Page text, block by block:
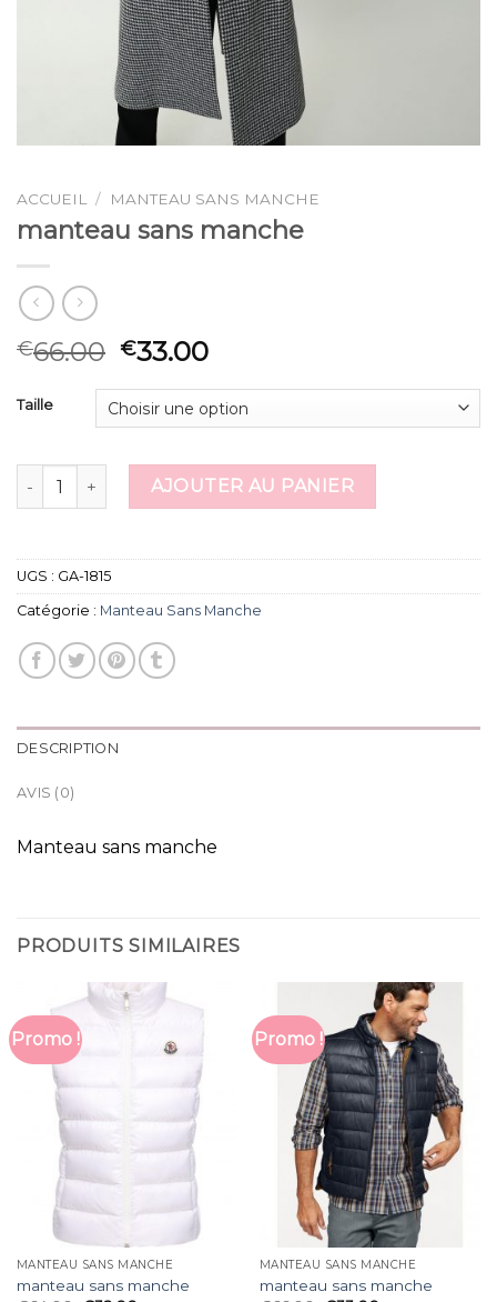
ACCUEIL / MANTEAU SANS MANCHE
manteau sans manche
€66.00 €33.00
Taille
quantité de manteau sans manche
AJOUTER AU PANIER
UGS : GA-1815
Catégorie : Manteau Sans Manche
DESCRIPTION
AVIS (0)
Manteau sans manche
PRODUITS SIMILAIRES
Promo !
MANTEAU SANS MANCHE
manteau sans manche
Promo !
MANTEAU SANS MANCHE
manteau sans manche